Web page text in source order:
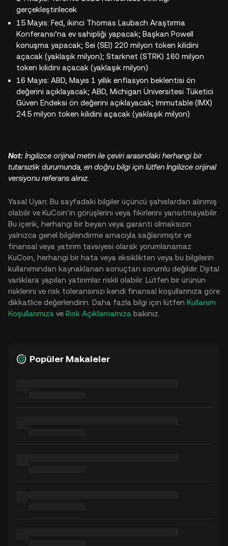
gerçekleştirilecek
15 Mayıs: Fed, ikinci Thomas Laubach Araştırma
Konferansı’na ev sahipliği yapacak; Başkan Powell
konuşma yapacak; Sei (SEI) 220 milyon token kilidini
açacak (yaklaşık milyon); Starknet (STRK) 160 milyon
token kilidini açacak (yaklaşık milyon)
16 Mayıs: ABD, Mayıs 1 yıllık enflasyon beklentisi ön
değerini açıklayacak; ABD, Michigan Üniversitesi Tüketici
Güven Endeksi ön değerini açıklayacak; Immutable (IMX)
24.5 milyon token kilidini açacak (yaklaşık milyon)
Not: İngilizce orijinal metin ile çeviri arasındaki herhangi bir
tutarsızlık durumunda, en doğru bilgi için lütfen İngilizce orijinal
versiyonu referans alınız.
Yasal Uyarı: Bu sayfadaki bilgiler üçüncü şahıslardan alınmış
olabilir ve KuCoin'in görüşlerini veya fikirlerini yansıtmayabilir.
Bu içerik, herhangi bir beyan veya garanti olmaksızın
yalnızca genel bilgilendirme amacıyla sağlanmıştır ve
finansal veya yatırım tavsiyesi olarak yorumlanamaz.
KuCoin, herhangi bir hata veya eksiklikten veya bu bilgilerin
kullanımından kaynaklanan sonuçtan sorumlu değildir. Dijital
varlıklara yapılan yatırımlar riskli olabilir. Lütfen bir ürünün
risklerini ve risk toleransınızı kendi finansal koşullarınıza göre
dikkatlice değerlendirin. Daha fazla bilgi için lütfen Kullanım
Koşullarımıza ve Risk Açıklamamıza bakınız.
Popüler Makaleler